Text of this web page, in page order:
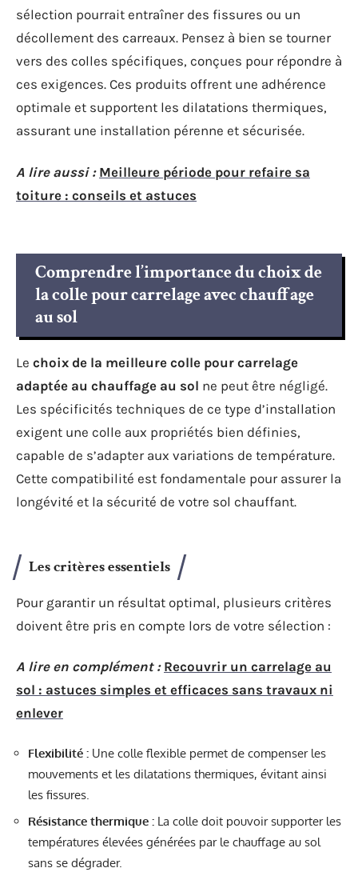
sélection pourrait entraîner des fissures ou un
décollement des carreaux. Pensez à bien se tourner
vers des colles spécifiques, conçues pour répondre à
ces exigences. Ces produits offrent une adhérence
optimale et supportent les dilatations thermiques,
assurant une installation pérenne et sécurisée.
A lire aussi : Meilleure période pour refaire sa
toiture : conseils et astuces
Comprendre l’importance du choix de
la colle pour carrelage avec chauffage
au sol
Le choix de la meilleure colle pour carrelage
adaptée au chauffage au sol ne peut être négligé.
Les spécificités techniques de ce type d’installation
exigent une colle aux propriétés bien définies,
capable de s’adapter aux variations de température.
Cette compatibilité est fondamentale pour assurer la
longévité et la sécurité de votre sol chauffant.
Les critères essentiels
Pour garantir un résultat optimal, plusieurs critères
doivent être pris en compte lors de votre sélection :
A lire en complément : Recouvrir un carrelage au
sol : astuces simples et efficaces sans travaux ni
enlever
Flexibilité : Une colle flexible permet de compenser les
mouvements et les dilatations thermiques, évitant ainsi
les fissures.
Résistance thermique : La colle doit pouvoir supporter les
températures élevées générées par le chauffage au sol
sans se dégrader.